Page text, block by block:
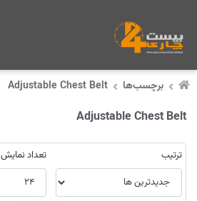
برچسب‌ها Adjustable Chest Belt
Adjustable Chest Belt
ترتیب تعداد نمایش